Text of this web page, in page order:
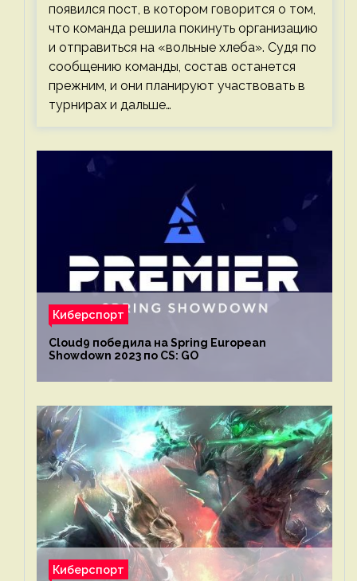
появился пост, в котором говорится о том,
что команда решила покинуть организацию
и отправиться на «вольные хлеба». Судя по
сообщению команды, состав останется
прежним, и они планируют участвовать в
турнирах и дальше…
Киберспорт
Cloud9 победила на Spring European
Showdown 2023 по CS: GO
Киберспорт